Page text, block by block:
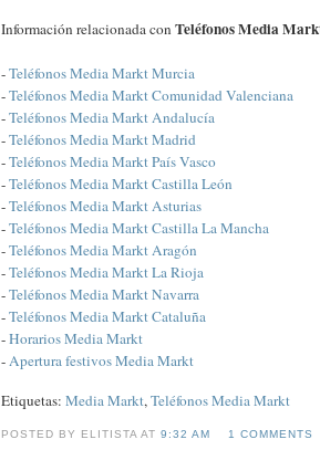
Información relacionada con Teléfonos Media
-Teléfonos Media Markt Murcia
-Teléfonos Media Markt Comunidad Valenciana
-Teléfonos Media Markt Andalucía
-Teléfonos Media Markt Madrid
-Teléfonos Media Markt País Vasco
-Teléfonos Media Markt Castilla León
-Teléfonos Media Markt Asturias
-Teléfonos Media Markt Castilla La Mancha
-Teléfonos Media Markt Aragón
-Teléfonos Media Markt La Rioja
-Teléfonos Media Markt Navarra
-Teléfonos Media Markt Cataluña
-Horarios Media Markt
-Apertura festivos Media Markt
Etiquetas: Media Markt,Teléfonos Media Markt
POSTED BY ELITISTA AT9:32 AM 1 COMMENTS